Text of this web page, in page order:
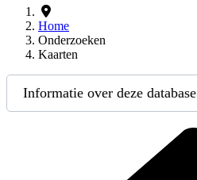
Home
Onderzoeken
Kaarten
Informatie over deze database